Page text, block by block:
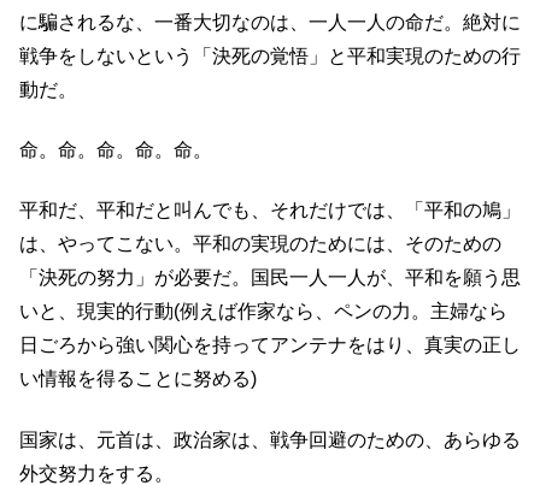
に騙されるな、一番大切なのは、一人一人の命だ。絶対に
戦争をしないという「決死の覚悟」と平和実現のための行
動だ。
命。命。命。命。命。
平和だ、平和だと叫んでも、それだけでは、「平和の鳩」
は、やってこない。平和の実現のためには、そのための
「決死の努力」が必要だ。国民一人一人が、平和を願う思
いと、現実的行動(例えば作家なら、ペンの力。主婦なら
日ごろから強い関心を持ってアンテナをはり、真実の正し
い情報を得ることに努める)
国家は、元首は、政治家は、戦争回避のための、あらゆる
外交努力をする。